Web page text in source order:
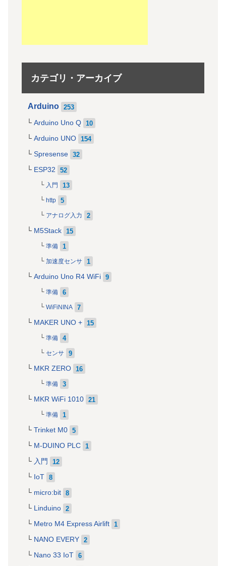
カテゴリ・アーカイブ
Arduino 253
Arduino Uno Q 10
Arduino UNO 154
Spresense 32
ESP32 52
入門 13
http 5
アナログ入力 2
M5Stack 15
準備 1
加速度センサ 1
Arduino Uno R4 WiFi 9
準備 6
WiFiNINA 7
MAKER UNO + 15
準備 4
センサ 9
MKR ZERO 16
準備 3
MKR WiFi 1010 21
準備 1
Trinket M0 5
M-DUINO PLC 1
入門 12
IoT 8
micro:bit 8
Linduino 2
Metro M4 Express Airlift 1
NANO EVERY 2
Nano 33 IoT 6